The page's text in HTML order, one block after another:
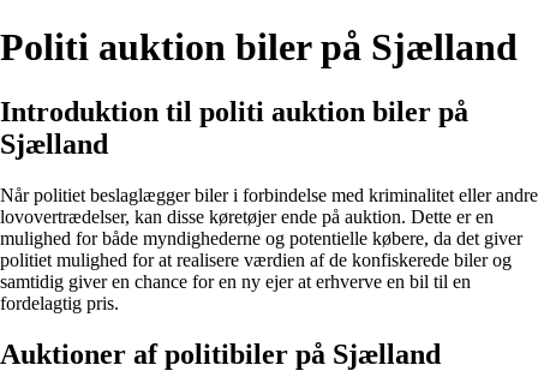
Politi auktion biler på Sjælland
Introduktion til politi auktion biler på
Sjælland
Når politiet beslaglægger biler i forbindelse med kriminalitet eller andre
lovovertrædelser, kan disse køretøjer ende på auktion. Dette er en
mulighed for både myndighederne og potentielle købere, da det giver
politiet mulighed for at realisere værdien af de konfiskerede biler og
samtidig giver en chance for en ny ejer at erhverve en bil til en
fordelagtig pris.
Auktioner af politibiler på Sjælland